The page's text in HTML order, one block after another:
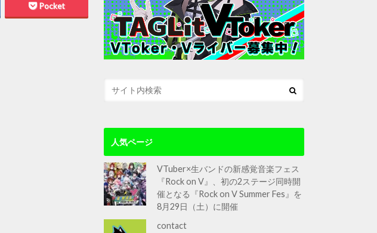
Pocket
人気ページ
VTuber×生バンドの新感覚音楽フェス
『Rock on V』、初の2ステージ同時開
催となる『Rock on V Summer Fes』を
8月29日（土）に開催
contact